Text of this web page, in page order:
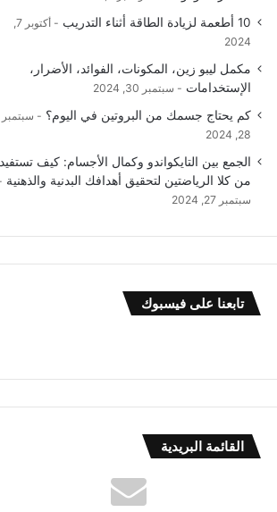
10 أطعمة لزيادة الطاقة أثناء التدريب
أكتوبر 7,
2024
مكمل ليبو زين، المكونات، الفوائد، الأضرار،
الإستخدامات
سبتمبر 30, 2024
كم يحتاج جسمك من البروتين في اليوم؟
سبتمبر
28, 2024
الجمع بين التايكواندو وكمال الأجسام: كيف تستفيد
من كلا الرياضتين لتحقيق أهدافك البدنية والذهنية
سبتمبر 27, 2024
تابعنا على فيسبوك
القائمة البريدية